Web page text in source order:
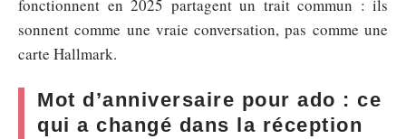
fonctionnent en 2025 partagent un trait commun : ils
sonnent comme une vraie conversation, pas comme une
carte Hallmark.
Mot d’anniversaire pour ado : ce
qui a changé dans la réception